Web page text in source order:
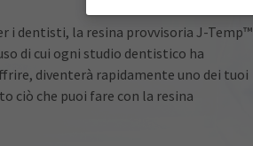
i dentisti, la resina provvisoria J-Temp™
di cui ogni studio dentistico ha
diventerà rapidamente uno dei tuoi
ciò che puoi fare con la resina